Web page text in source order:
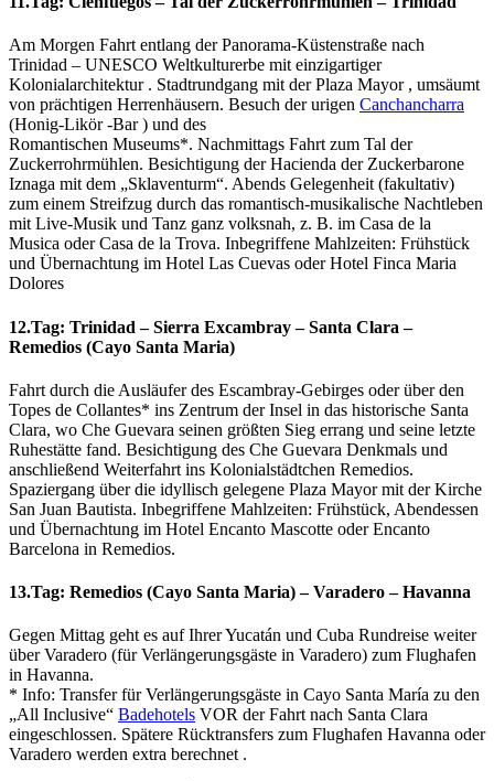
Am Morgen Fahrt entlang der Panorama-Küstenstraße nach
Trinidad – UNESCO Weltkulturerbe mit einzigartiger
Kolonialarchitektur . Stadtrundgang mit der Plaza Mayor , umsäumt
von prächtigen Herrenhäusern. Besuch der urigen Canchancharra
(Honig-Likör -Bar ) und des
Romantischen Museums*. Nachmittags Fahrt zum Tal der
Zuckerrohrmühlen. Besichtigung der Hacienda der Zuckerbarone
Iznaga mit dem „Sklaventurm“. Abends Gelegenheit (fakultativ)
zum einem Streifzug durch das romantisch-musikalische Nachtleben
mit Live-Musik und Tanz ganz volksnah, z. B. im Casa de la
Musica oder Casa de la Trova. Inbegriffene Mahlzeiten: Frühstück
und Übernachtung im Hotel Las Cuevas oder Hotel Finca Maria
Dolores
12.Tag: Trinidad – Sierra Excambray – Santa Clara –
Remedios (Cayo Santa Maria)
Fahrt durch die Ausläufer des Escambray-Gebirges oder über den
Topes de Collantes* ins Zentrum der Insel in das historische Santa
Clara, wo Che Guevara seinen größten Sieg errang und seine letzte
Ruhestätte fand. Besichtigung des Che Guevara Denkmals und
anschließend Weiterfahrt ins Kolonialstädtchen Remedios.
Spaziergang über die idyllisch gelegene Plaza Mayor mit der Kirche
San Juan Bautista. Inbegriffene Mahlzeiten: Frühstück, Abendessen
und Übernachtung im Hotel Encanto Mascotte oder Encanto
Barcelona in Remedios.
13.Tag: Remedios (Cayo Santa Maria) – Varadero – Havanna
Gegen Mittag geht es auf Ihrer Yucatán und Cuba Rundreise weiter
über Varadero (für Verlängerungsgäste in Varadero) zum Flughafen
in Havanna.
* Info: Transfer für Verlängerungsgäste in Cayo Santa María zu den
„All Inclusive“ Badehotels VOR der Fahrt nach Santa Clara
eingeschlossen. Spätere Rücktransfers zum Flughafen Havanna oder
Varadero werden extra berechnet .